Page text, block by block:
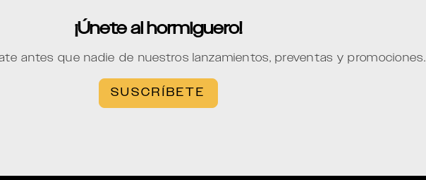
¡Únete al hormiguero!
antes que nadie de nuestros lanzamientos, preventas y promociones.
SUSCRÍBETE